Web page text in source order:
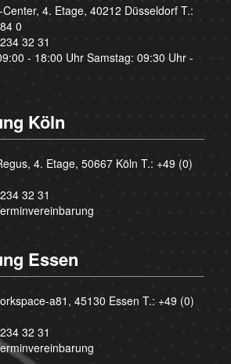
4. Etage, 40212 Düsseldorf T.:
0
32 31
- 18:00 Uhr Samstag: 09:30 Uhr -
Köln
4. Etage, 50667 Köln T.: +49 (0)
32 31
Essen
a81, 45130 Essen T.: +49 (0)
32 31